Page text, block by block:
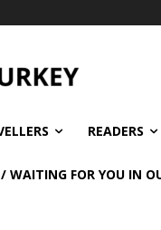
READERS
WAITING FOR YOU IN